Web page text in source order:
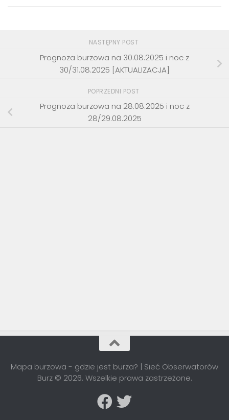
NASTĘPNY POST
Prognoza burzowa na 30.08.2025 i noc z
30/31.08.2025 [AKTUALIZACJA]
POPRZEDNI POST
Prognoza burzowa na 28.08.2025 i noc z
28/29.08.2025
Mapa burzowa - gdzie jest burza? | Sieć Obserwatorów
Burz © 2026. Wszelkie prawa zastrzeżone.